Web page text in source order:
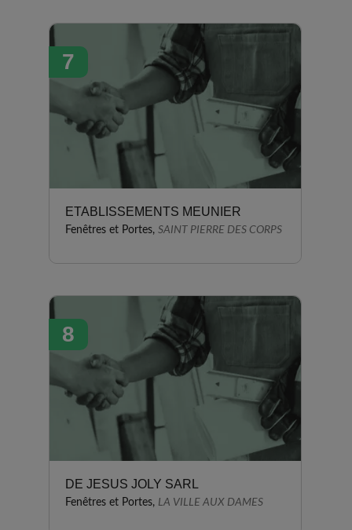
7
ETABLISSEMENTS MEUNIER
Fenêtres et Portes, SAINT PIERRE DES CORPS
8
DE JESUS JOLY SARL
Fenêtres et Portes, LA VILLE AUX DAMES